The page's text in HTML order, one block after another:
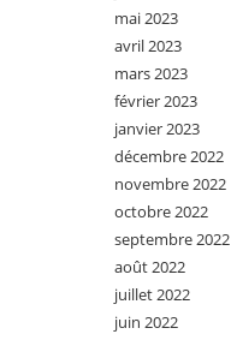
mai 2023
avril 2023
mars 2023
février 2023
janvier 2023
décembre 2022
novembre 2022
octobre 2022
septembre 2022
août 2022
juillet 2022
juin 2022